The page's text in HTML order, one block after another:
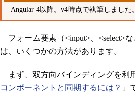
Angular 4以降。v4時点で執筆しました。
フォーム要素（<input>、<select>
は、いくつかの方法があります。
まず、双方向バインディングを利
コンポーネントと同期するには？ 」